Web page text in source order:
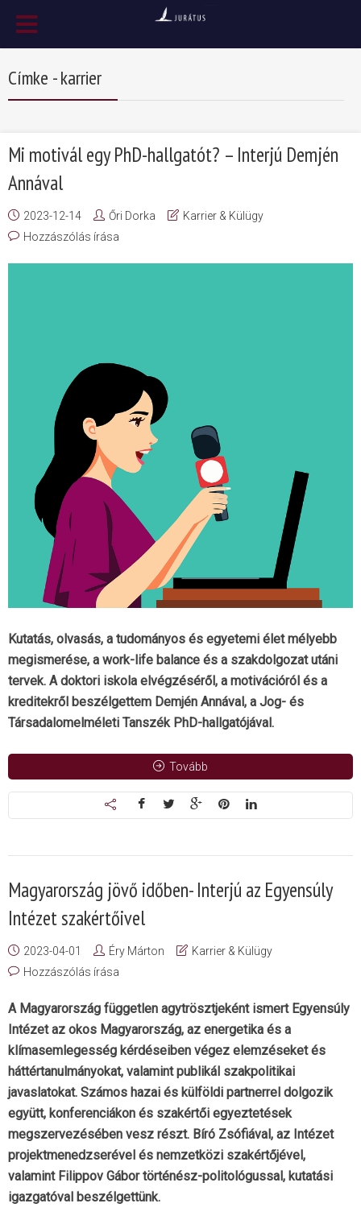
Címke - karrier
Mi motivál egy PhD-hallgatót? – Interjú Demjén
Annával
2023-12-14 Őri Dorka
Karrier & Külügy
Hozzászólás írása
Kutatás, olvasás, a tudományos és egyetemi élet mélyebb
megismerése, a work-life balance és a szakdolgozat utáni
tervek. A doktori iskola elvégzéséről, a motivációról és a
kreditekről beszélgettem Demjén Annával, a Jog- és
Társadalomelméleti Tanszék PhD-hallgatójával.
Tovább
Magyarország jövő időben- Interjú az Egyensúly
Intézet szakértőivel
2023-04-01 Éry Márton
Karrier & Külügy
Hozzászólás írása
A Magyarország független agytrösztjeként ismert Egyensúly
Intézet az okos Magyarország, az energetika és a
klímasemlegesség kérdéseiben végez elemzéseket és
háttértanulmányokat, valamint publikál szakpolitikai
javaslatokat. Számos hazai és külföldi partnerrel dolgozik
együtt, konferenciákon és szakértői egyeztetések
megszervezésében vesz részt. Bíró Zsófiával, az Intézet
projektmenedzserével és nemzetközi szakértőjével,
valamint Filippov Gábor történész-politológussal, kutatási
igazgatóval beszélgettünk.